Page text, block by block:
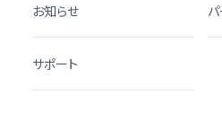
お知らせ
サポート